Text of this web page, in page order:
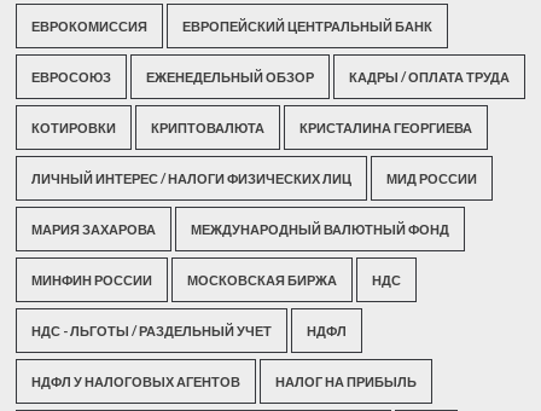
ЕВРОКОМИССИЯ ЕВРОПЕЙСКИЙ ЦЕНТРАЛЬНЫЙ БАНК
ЕВРОСОЮЗ ЕЖЕНЕДЕЛЬНЫЙ ОБЗОР КАДРЫ / ОПЛАТА ТРУДА
КОТИРОВКИ КРИПТОВАЛЮТА КРИСТАЛИНА ГЕОРГИЕВА
ЛИЧНЫЙ ИНТЕРЕС / НАЛОГИ ФИЗИЧЕСКИХ ЛИЦ МИД РОССИИ
МАРИЯ ЗАХАРОВА МЕЖДУНАРОДНЫЙ ВАЛЮТНЫЙ ФОНД
МИНФИН РОССИИ МОСКОВСКАЯ БИРЖА НДС
НДС - ЛЬГОТЫ / РАЗДЕЛЬНЫЙ УЧЕТ НДФЛ
НДФЛ У НАЛОГОВЫХ АГЕНТОВ НАЛОГ НА ПРИБЫЛЬ